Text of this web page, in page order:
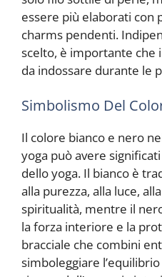
essere più elaborati con
charms pendenti.
scelto, è importante che
da indossare durante le
Simbolismo Del
Il colore bianco e nero
yoga può avere
dello yoga. Il bianco è
alla purezza, alla luce,
spiritualità, mentre il
la forza interiore e la
bracciale che combini
simboleggiare